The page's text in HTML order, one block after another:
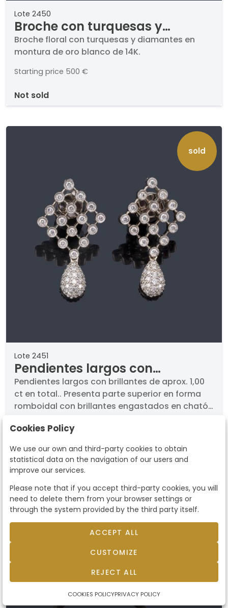
Lote 2450
Broche con turquesas y
diamantes
Broche floral con turquesas y diamantes en
montura de oro blanco de 14K.
Starting price 500 €
not sold
sold
Lote 2451
Pendientes largos con
diamantes
Pendientes largos con brillantes de aprox. 1,00
ct en total.. Presenta parte superior en forma
romboidal con brillantes engastados en chatón
montura de oro blanco de 18K.. Cierre de
Starting price 460 €
sold by460 €
Cookies Policy
We use our own and third-party cookies to obtain
statistical data on the navigation of our users and
improve our services.
Please note that if you accept third-party cookies, you will
need to delete them from your browser settings or
through the system provided by the third party itself.
ACCEPT ALL
CUSTOMIZE
REJECT ALL
COOKIES POLICYPRIVACY POLICY